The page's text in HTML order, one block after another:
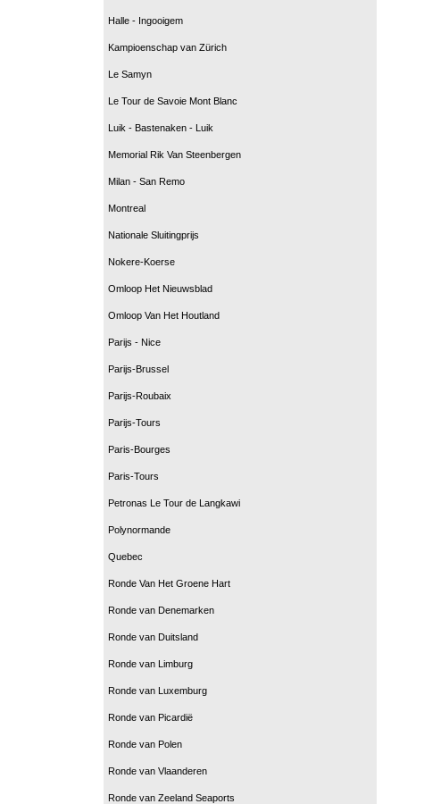
Halle - Ingooigem
Kampioenschap van Zürich
Le Samyn
Le Tour de Savoie Mont Blanc
Luik - Bastenaken - Luik
Memorial Rik Van Steenbergen
Milan - San Remo
Montreal
Nationale Sluitingprijs
Nokere-Koerse
Omloop Het Nieuwsblad
Omloop Van Het Houtland
Parijs - Nice
Parijs-Brussel
Parijs-Roubaix
Parijs-Tours
Paris-Bourges
Paris-Tours
Petronas Le Tour de Langkawi
Polynormande
Quebec
Ronde Van Het Groene Hart
Ronde van Denemarken
Ronde van Duitsland
Ronde van Limburg
Ronde van Luxemburg
Ronde van Picardië
Ronde van Polen
Ronde van Vlaanderen
Ronde van Zeeland Seaports